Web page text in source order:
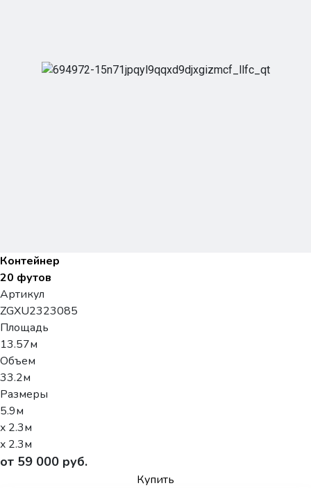
Контейнер
20 футов
Артикул
ZGXU2323085
Площадь
13.57м
Объем
33.2м
Размеры
5.9м
x 2.3м
x 2.3м
от 59 000 руб.
Купить